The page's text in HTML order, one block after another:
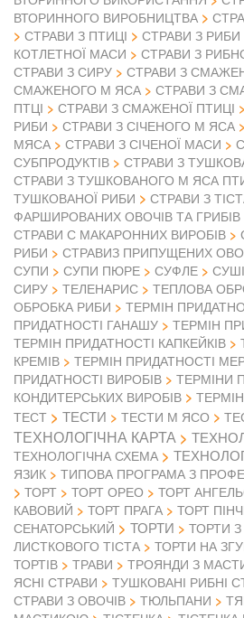
ВТОРИННОГО ВИРОБНИЦТВА
СТРАВИ З ПТИЦІ
СТРАВИ З РИБИ
КОТЛЕТНОЇ МАСИ
СТРАВИ З
СТРАВИ З СИРУ
СТРАВИ З
СМАЖЕНОГО М ЯСА
СТРАВИ З
ПТЦІ
СТРАВИ З СМАЖЕНОЇ ПТИЦІ
РИБИ
СТРАВИ З СІЧЕНОГО М ЯСА
МЯСА
СТРАВИ З СІЧЕНОЇ МАСИ
СУБПРОДУКТІВ
СТРАВИ З
СТРАВИ З ТУШКОВАНОГО М ЯСА
ТУШКОВАНОЇ РИБИ
СТРАВИ З
ФАРШИРОВАНИХ ОВОЧІВ ТА ГРИБІВ
СТРАВИ С МАКАРОННИХ ВИРОБІВ
РИБИ
СТРАВИЗ ПРИПУЩЕНИХ
СУПИ
СУПИ ПЮРЕ СУФЛЕ СУШІ
СИРУ
ТЕЛЕНАРИС ТЕПЛОВА
ОБРОБКА РИБИ
ТЕРМІН
ПРИДАТНОСТІ ГАНАШУ
ТЕРМІН
ТЕРМІН ПРИДАТНОСТІ КАПКЕЙКІВ
КРЕМІВ
ТЕРМІН ПРИДАТНОСТІ
ПРИДАТНОСТІ ВИРОБІВ
ТЕРМІНИ
КОНДИТЕРСЬКИХ ВИРОБІВ
ТЕСТ
ТЕСТИ ТЕСТИ М ЯСО
ТЕХНОЛОГІЧНА КАРТА
ТЕХНОЛОГІЧНА СХЕМА
ЯЗИК
ТИПОВА ПРОГРАМА З
ТОРТ ТОРТ ОРЕО ТОРТ
КАВОВИЙ
ТОРТ ПРАГА ТОРТ
СЕНАТОРСЬКИЙ
ТОРТИ ТОРТИ З
ЛИСТКОВОГО ТІСТА
ТОРТИ НА
ТОРТІВ
ТРАВИ ТРОЯНДИ З
ЯСНІ СТРАВИ
ТУШКОВАНІ РИБНІ
СТРАВИ З ОВОЧІВ
ТЮЛЬПАНИ